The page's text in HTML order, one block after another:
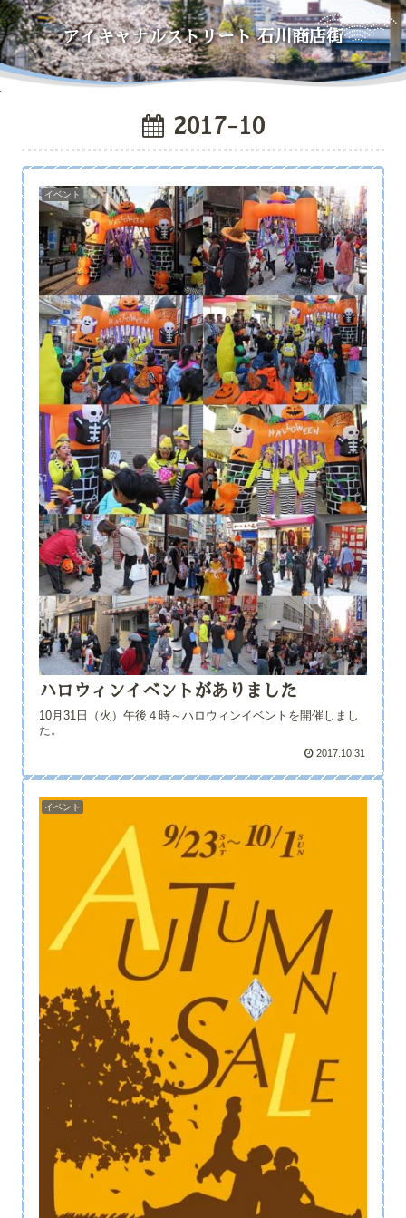
アイキャナルストリート石川商店街
2017-10
イベント
ハロウィンイベントがありました
10月31日（火）午後４時～ハロウィンイベントを開催しまし
た。
2017.10.31
イベント